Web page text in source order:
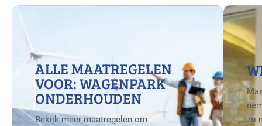
ALLE MAATREGELEN
VOOR: WAGENPARK
ONDERHOUDEN
Bekijk meer maatregelen om
zo